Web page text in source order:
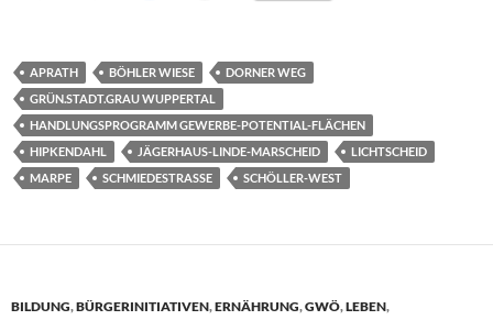
APRATH BÖHLER WIESE
DORNER WEG
GRÜN.STADT.GRAU WUPPERTAL
HANDLUNGSPROGRAMM GEWERBE-POTENTIAL-FLÄCHEN
HIPKENDAHL
JÄGERHAUS-LINDE-MARSCHEID
LICHTSCHEID
MARPE
SCHMIEDESTRASSE SCHÖLLER-WEST
BILDUNG,BÜRGERINITIATIVEN,ERNÄHRUNG,GWÖ,LEBEN,